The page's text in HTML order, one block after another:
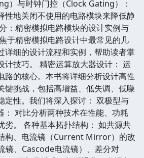
）与时钟门控（Clock Gating）：
性地关闭不使用的电路模块来降低静
：精密模拟电路模块的设计实例与
于精密模拟电路设计中最常见的几
详细的设计流程和实例，帮助读者掌
计技巧。 精密运算放大器设计： 运
路的核心。本书将详细分析设计高性
键挑战，包括高增益、低失调、低噪
定性。我们将深入探讨： 双极型与
： 对比分析两种技术在性能、功耗
劣。 各种基本拓扑结构： 如共源共
构、电流镜（Current Mirror）的改
镜、Cascode电流镜）、差分对